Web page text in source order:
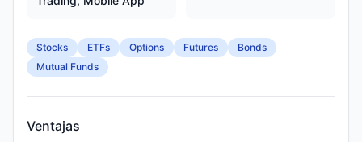
Stocks ETFs Options Futures
Bonds
Mutual Funds
Ventajas